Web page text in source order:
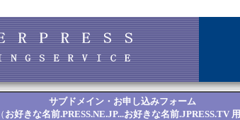
サブドメイン・お申し込みフォーム
（ お好きな名前.PRESS.NE.JP...お好きな名前.JPRESS.TV 用